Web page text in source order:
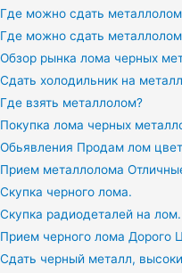
Где можно сдать
Где можно сдать
Обзор рынка лома черных
Сдать холодильник на
Где взять металлолом?
Покупка лома черных
Обьявления Продам лом
Прием металлолома
Скупка черного лома.
Скупка радиодеталей на лом.
Прием черного лома Дорого
Сдать черный металл,